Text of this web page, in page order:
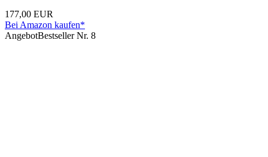
177,00 EUR
Bei Amazon kaufen*
AngebotBestseller Nr. 8